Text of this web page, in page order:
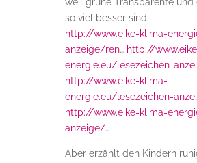
so viel besser sind.
http://www.eike-klima-
anzeige/ren… http://
energie.eu/lesezeichen-anze
http://www.eike-klima-
energie.eu/lesezeichen-anze
http://www.eike-klima-
anzeige/…
Aber erzählt den Kindern